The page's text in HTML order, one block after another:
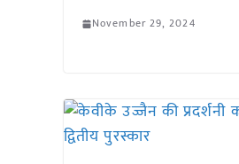
November 29, 2024